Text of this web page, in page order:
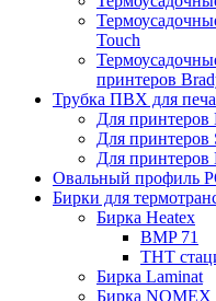
Touch
принтеров
Трубка ПВХ для
Для принтеров
Для принтеров
Для
Овальный профиль
Бирки для
Бирка Heatex
BMP 71
THT
Бирка Laminat
Бирка NOMEX